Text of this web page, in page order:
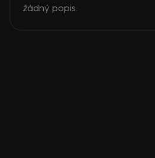
žádný popis.